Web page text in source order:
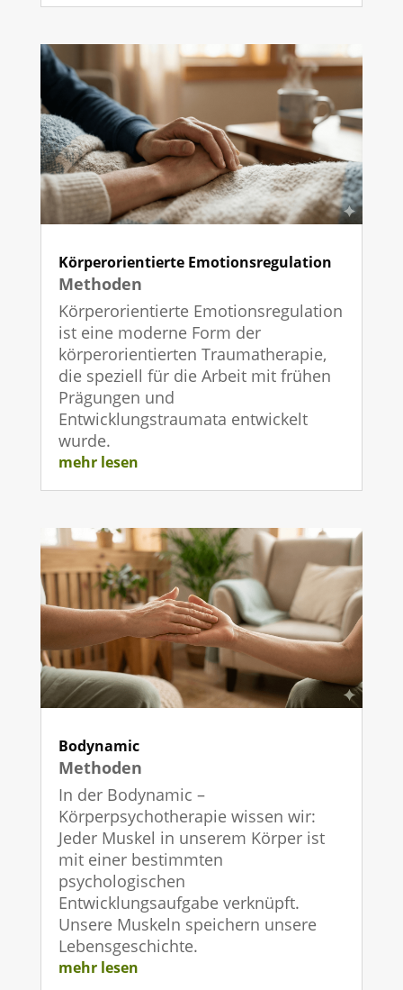
Körperorientierte Emotionsregulation
Methoden
Körperorientierte Emotionsregulation
ist eine moderne Form der
körperorientierten Traumatherapie,
die speziell für die Arbeit mit frühen
Prägungen und
Entwicklungstraumata entwickelt
wurde.
mehr lesen
Bodynamic
Methoden
In der Bodynamic –
Körperpsychotherapie wissen wir:
Jeder Muskel in unserem Körper ist
mit einer bestimmten
psychologischen
Entwicklungsaufgabe verknüpft.
Unsere Muskeln speichern unsere
Lebensgeschichte.
mehr lesen